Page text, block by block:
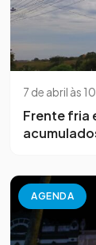
7 de abril às
Frente fria
AGENDA